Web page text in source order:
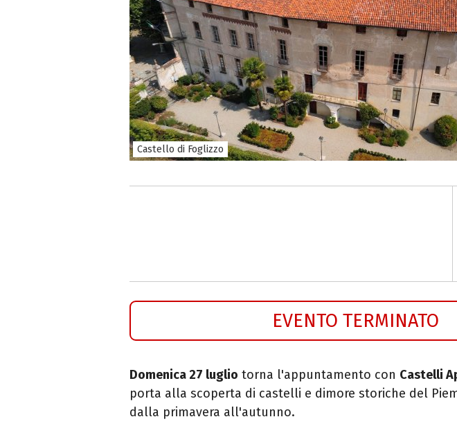
Castello di Foglizzo
EVENTO TERMINATO
Domenica 27 luglio torna l'appuntamento con Castelli
porta alla scoperta di castelli e dimore storiche del
dalla primavera all'autunno.